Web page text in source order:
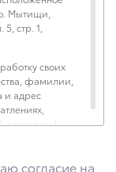
Мытищи,
стр. 1,
своих
фамилии,
и адрес
и товарам/
посетителя
согласие на